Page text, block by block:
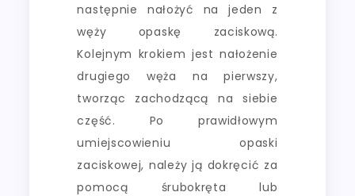
następnie nałożyć na jeden z
węży opaskę zaciskową.
Kolejnym krokiem jest nałożenie
drugiego węża na pierwszy,
tworząc zachodzącą na siebie
część. Po prawidłowym
umiejscowieniu opaski
zaciskowej, należy ją dokręcić za
pomocą śrubokręta lub